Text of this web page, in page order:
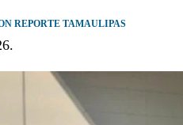
REPORTE TAMAULIPAS